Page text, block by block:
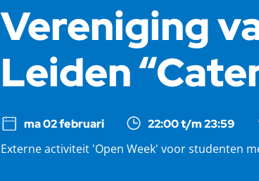
Vereniging
Leiden
ma 02 februari 22:00 t/m 23:59
Externe activiteit 'Open Week' voor studenten